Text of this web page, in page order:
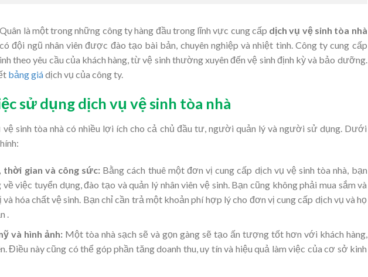
là một trong những công ty hàng đầu trong lĩnh vực cung cấp dịch vụ vệ sinh tòa nhà
đội ngũ nhân viên được đào tạo bài bản, chuyên nghiệp và nhiệt tình. Công ty cung cấp
theo yêu cầu của khách hàng, từ vệ sinh thường xuyên đến vệ sinh định kỳ và bảo dưỡng.
bảng giádịch vụ của công ty.
sử dụng dịch vụ vệ sinh tòa nhà
sinh tòa nhà có nhiều lợi ích cho cả chủ đầu tư, người quản lý và người sử dụng. Dưới
thời gian và công sức: Bằng cách thuê một đơn vị cung cấp dịch vụ vệ sinh tòa nhà, bạn
việc tuyển dụng, đào tạo và quản lý nhân viên vệ sinh. Bạn cũng không phải mua sắm và
hóa chất vệ sinh. Bạn chỉ cần trả một khoản phí hợp lý cho đơn vị cung cấp dịch vụ và họ
.
và hình ảnh:Một tòa nhà sạch sẽ và gọn gàng sẽ tạo ấn tượng tốt hơn với khách hàng,
Điều này cũng có thể góp phần tăng doanh thu, uy tín và hiệu quả làm việc của cơ sở kinh